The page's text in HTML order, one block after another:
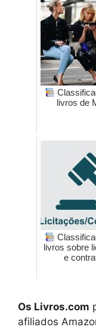
livros de
livros sobre
e
Os Livros.com
afiliados